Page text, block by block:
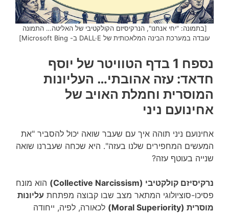
[בתמונה: "יחי אנחנו", הנרקיסיזם הקולקטיבי של האליטה… התמונה
עובדה במערכת הבינה המלאכותית של DALL·E ב- Microsoft Bing]
נספח 1 בדף הטוויטר של יוסף
חדאד: עזה אהובתי… העליונות
המוסרית וחמלת האויב של
אחינועם ניני
אחינועם ניני תוהה איך עם שעבר שואה יכול להסביר "את
המעשים המחפירים שלנו בעזה". היא שכחה שעברנו שואה
שנייה בעוטף עזה?
נרקיסיזם קולקטיבי (Collective Narcissism)
הוא מונח
פסיכו-סוציולוגי המתאר מצב שבו קבוצה מפתחת עליונות
מוסרית (Moral Superiority)
לכאורה, לפיה, ייחודה